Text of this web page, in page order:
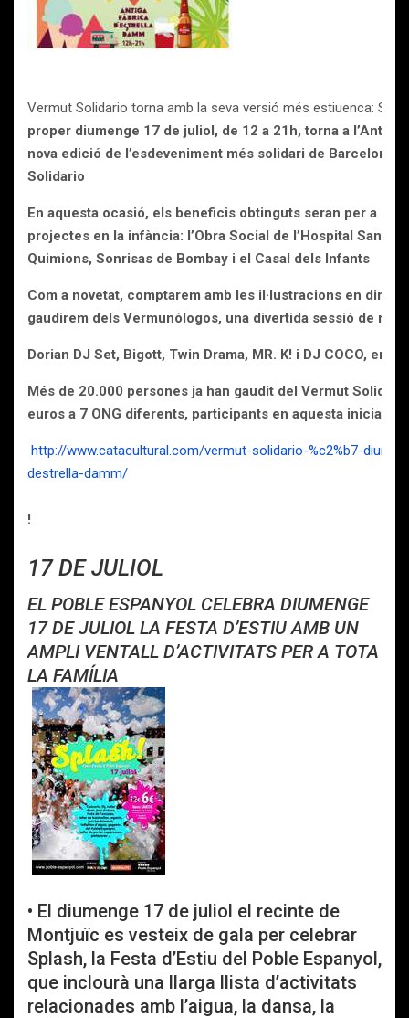
Vermut Solidario torna amb la seva versió més estiuenca:
proper diumenge 17 de juliol, de 12 a 21h, torna a l’Antiga
nova edició de l’esdeveniment més solidari de Barcelona:
Solidario
En aquesta ocasió, els beneficis obtinguts seran per a
projectes en la infància: l’Obra Social de l’Hospital Sant
Quimions, Sonrisas de Bombay i el Casal dels Infants
Com a novetat, comptarem amb les il·lustracions en
gaudirem dels Vermunólogos, una divertida sessió de
Dorian DJ Set, Bigott, Twin Drama, MR. K! i DJ COCO,
Més de 20.000 persones ja han gaudit del Vermut
euros a 7 ONG diferents, participants en aquesta
http://www.catacultural.com/vermut-solidario-%c2%b7-
destrella-damm/
!
17 DE JULIOL
EL POBLE ESPANYOL CELEBRA DIUMENGE
17 DE JULIOL LA FESTA D’ESTIU AMB UN
AMPLI VENTALL D’ACTIVITATS PER A TOTA
LA FAMÍLIA
• El diumenge 17 de juliol el recinte de
Montjuïc es vesteix de gala per celebrar
Splash, la Festa d’Estiu del Poble Espanyol,
que inclourà una llarga llista d’activitats
relacionades amb l’aigua, la dansa, la